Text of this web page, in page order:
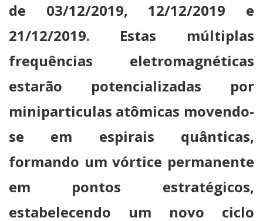
de 03/12/2019, 12/12/2019 e
21/12/2019. Estas múltiplas
frequências eletromagnéticas
estarão potencializadas por
miniparticulas atômicas movendo-
se em espirais quânticas,
formando um vórtice permanente
em pontos estratégicos,
estabelecendo um novo ciclo